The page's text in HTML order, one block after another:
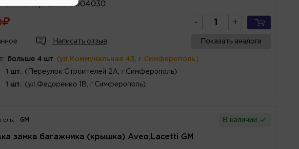
2111610004030
- +
Написать отзыв Показать аналоги
больше 4 шт (ул.Коммунальная 43, г.Симферополь)
1 шт. (Переулок Строителей 2А, г.Симферополь)
1 шт. (ул.Федоренко 1В, г.Симферополь)
GM В наличии
замка багажника (крышка) Aveo,Lacetti GM